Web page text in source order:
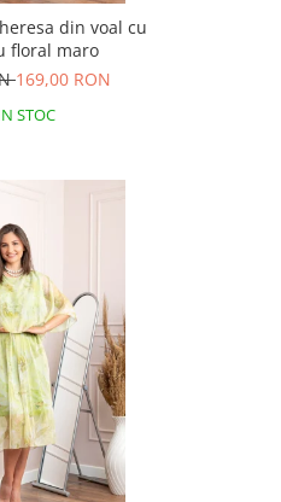
din voal cu
floral maro
169,00 RON
STOC